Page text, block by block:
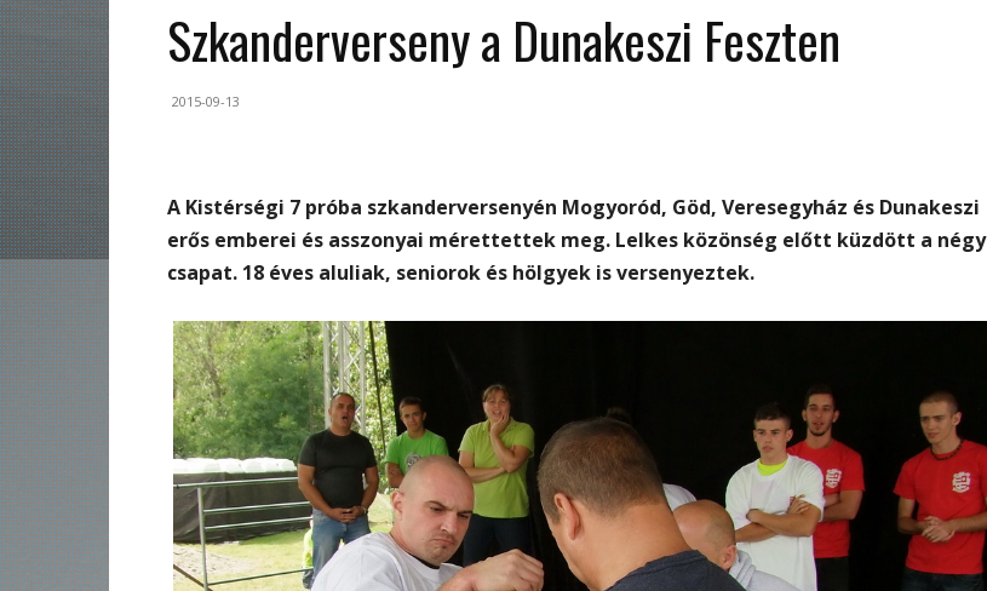
Szkanderverseny a Dunakeszi Feszten
2015-09-13
A Kistérségi 7 próba szkanderversenyén Mogyoród, Göd, Veresegyház és Dunakeszi
erős emberei és asszonyai mérettettek meg. Lelkes közönség előtt küzdött a négy
csapat. 18 éves aluliak, seniorok és hölgyek is versenyeztek.